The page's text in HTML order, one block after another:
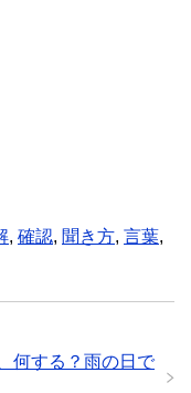
, 確認, 聞き方, 言葉,
何する？雨の日で